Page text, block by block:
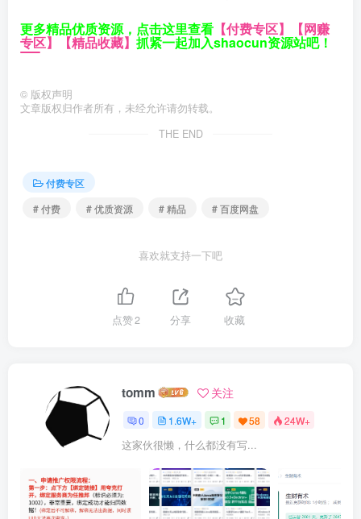
更多精品优质资源，点击这里查看 【付费专区】 【网赚
专区】 【精品收藏】 抓紧一起加入shaocun资源站吧！
© 版权声明
文章版权归作者所有，未经允许请勿转载。
THE END
付费专区
# 付费
# 优质资源 # 精品 # 百度网盘
喜欢就支持一下吧
点赞2 分享 收藏
tomm 关注
0 1.6W+ 1 58 24W+
这家伙很懒，什么都没有写...